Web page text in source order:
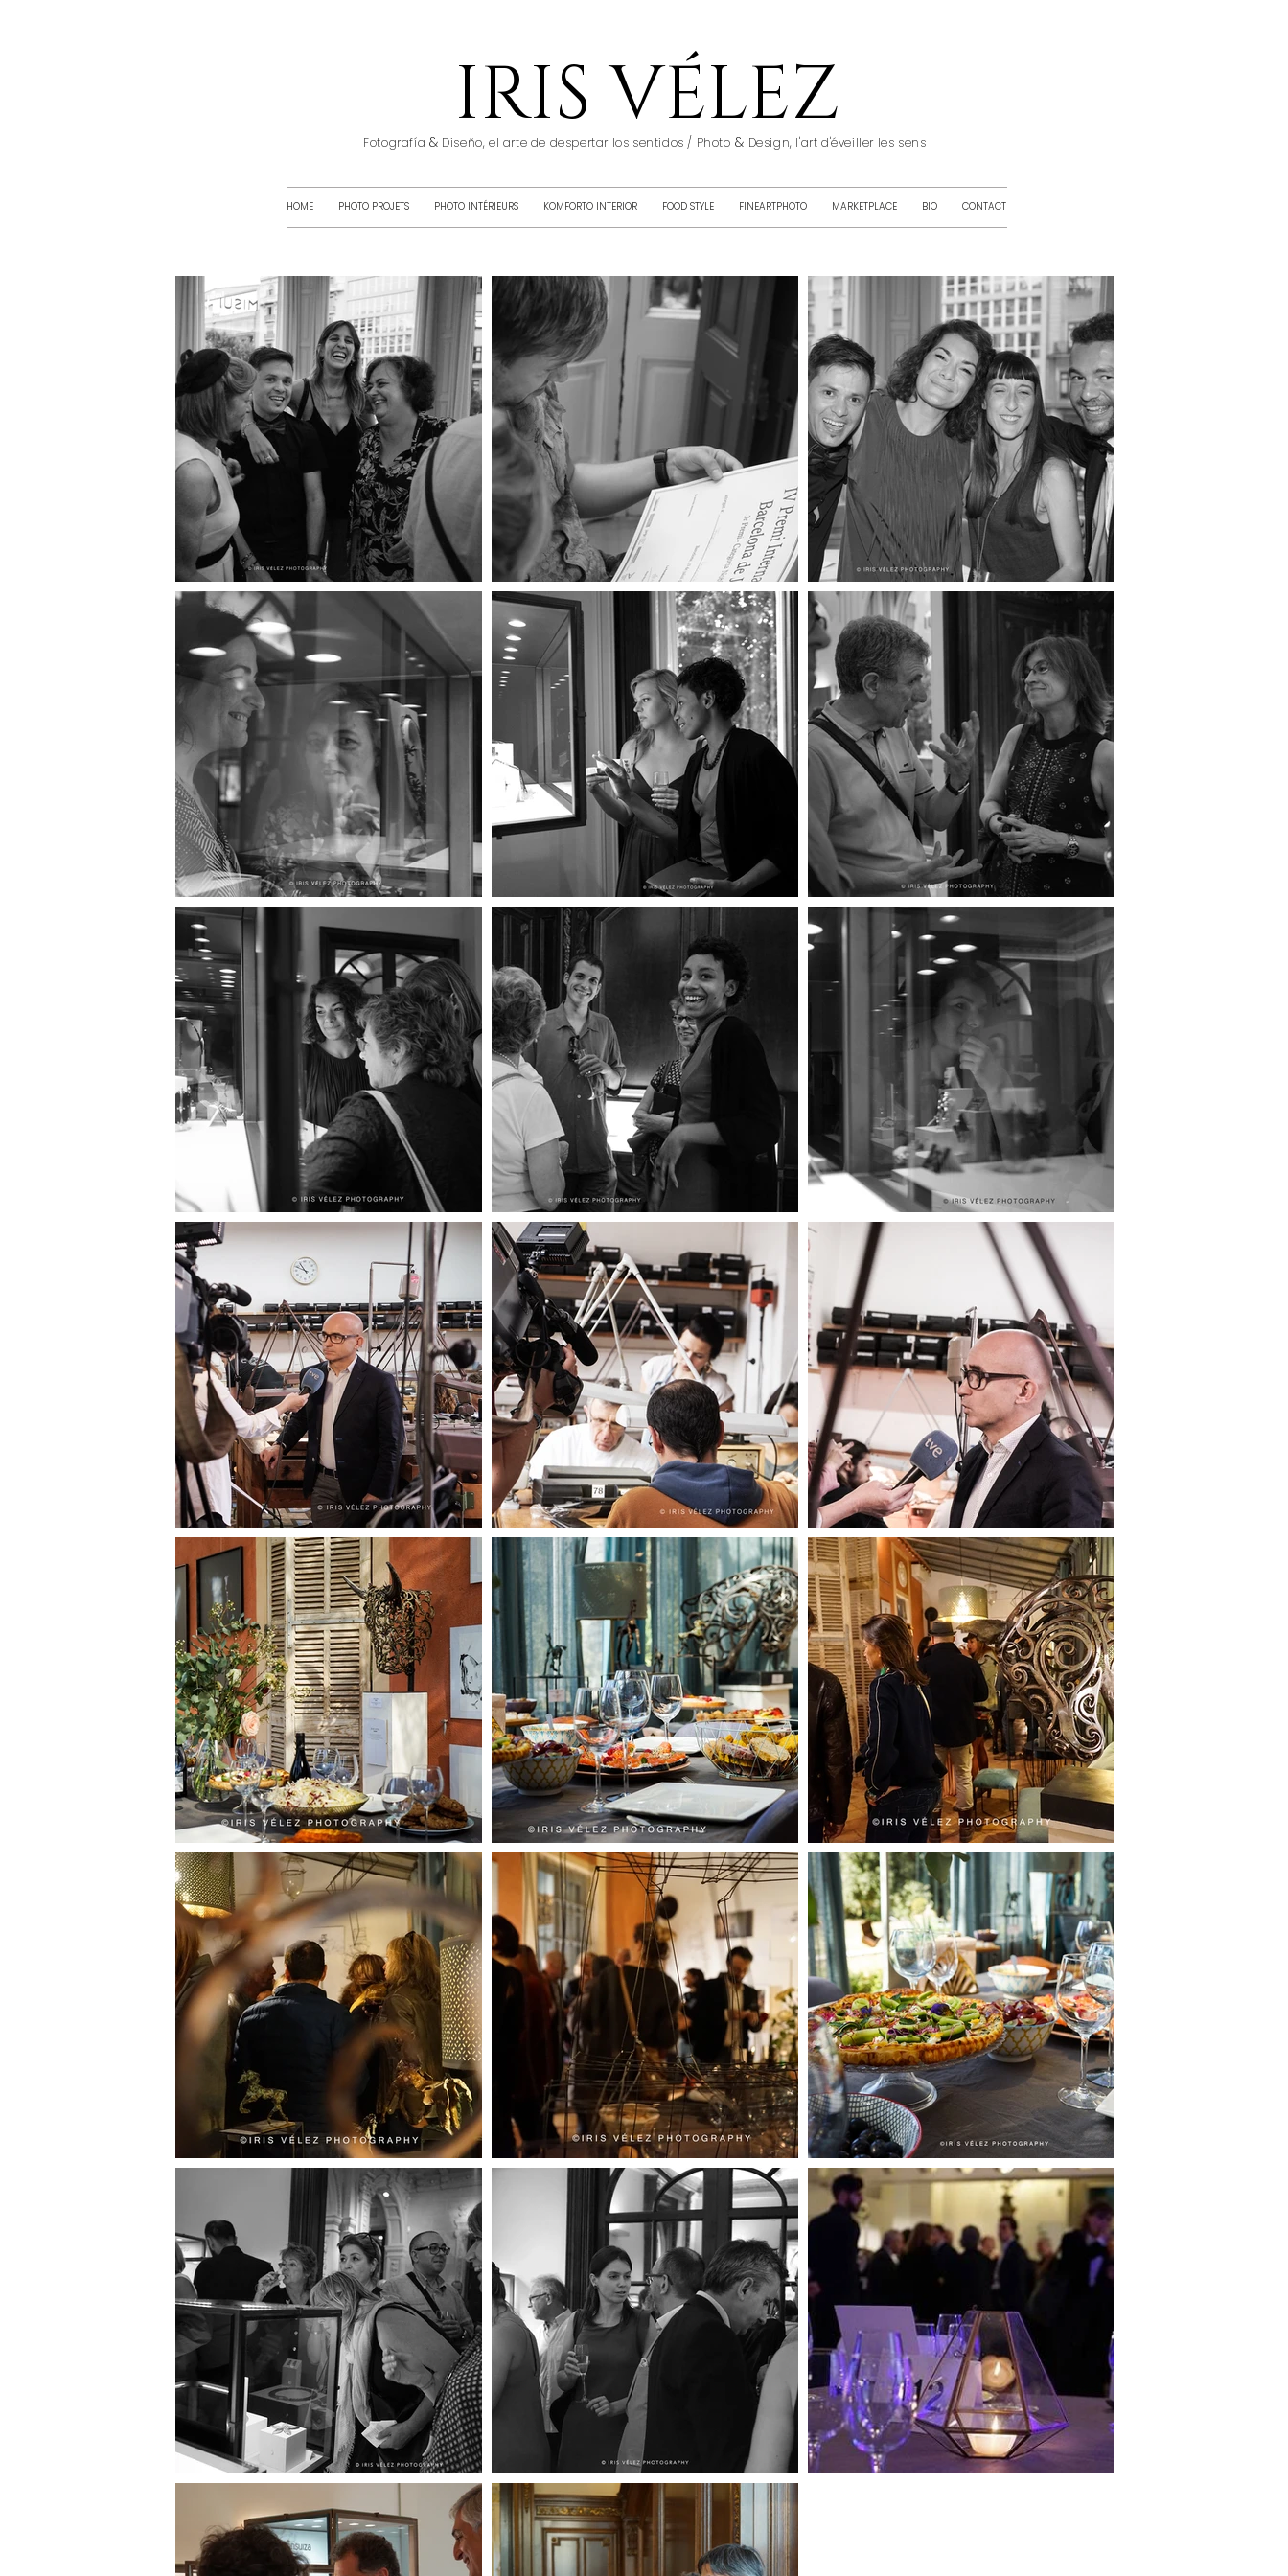
IRIS VÉLEZ
Fotografía & Diseño, el arte de despertar los sentidos / Photo & Design, l'art d'éveiller les sens
HOME PHOTO PROJETS PHOTO INTÉRIEURS KOMFORTO INTERIOR FOOD STYLE FINEARTPHOTO MARKETPLACE BIO CONTACT